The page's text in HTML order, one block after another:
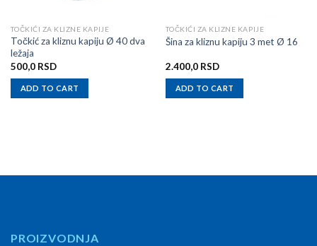
TOČKIĆI ZA KLIZNE KAPIJE
Točkić za kliznu kapiju Ø 40 dva
ležaja
500,0 RSD
ADD TO CART
TOČKIĆI ZA KLIZNE KAPIJE
Šina za kliznu kapiju 3 met Ø 16
2.400,0 RSD
ADD TO CART
PROIZVODNJA